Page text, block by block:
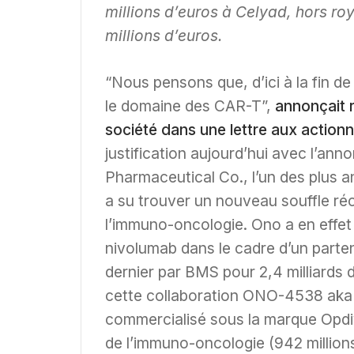
millions d’euros à Celyad, hors
millions d’euros.
“Nous pensons que, d’ici à la fin
le domaine des CAR-T”, annonçait
société dans une lettre aux
justification aujourd’hui avec
Pharmaceutical Co., l’un des plus
a su trouver un nouveau souffle
l’immuno-oncologie. Ono a en
nivolumab dans le cadre d’un
dernier par BMS pour 2,4 milliards
cette collaboration ONO-4538
commercialisé sous la marque
de l’immuno-oncologie (942